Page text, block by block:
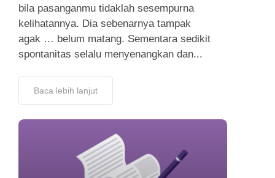
bila pasanganmu tidaklah sesempurna
kelihatannya. Dia sebenarnya tampak
agak … belum matang. Sementara sedikit
spontanitas selalu menyenangkan dan...
Baca lebih lanjut